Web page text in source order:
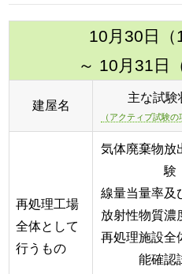
10月30日（
～ 10月31日
建屋名
主な試験
（アクティブ試験の
再処理工場
全体として
行うもの
気体廃棄物放
験
線量当量率及
放射性物質濃
再処理施設全
能確認